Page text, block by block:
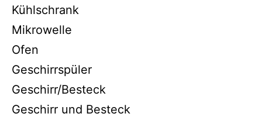
Kühlschrank
Mikrowelle
Ofen
Geschirrspüler
Geschirr/Besteck
Geschirr und Besteck